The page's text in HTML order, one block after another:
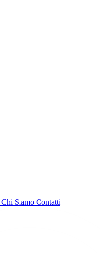
Chi Siamo Contatti